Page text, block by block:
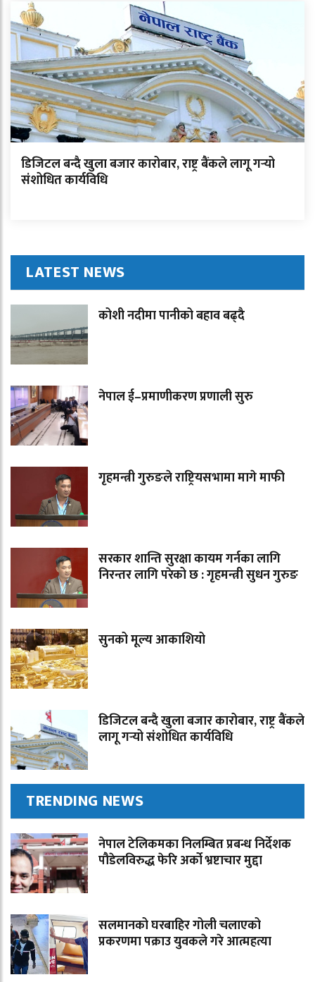
डिजिटल बन्दै खुला बजार कारोबार, राष्ट्र बैंकले लागू गर्‍यो
संशोधित कार्यविधि
LATEST NEWS
कोशी नदीमा पानीको बहाव बढ्दै
नेपाल ई–प्रमाणीकरण प्रणाली सुरु
गृहमन्त्री गुरुङले राष्ट्रियसभामा मागे माफी
सरकार शान्ति सुरक्षा कायम गर्नका लागि
निरन्तर लागि परेको छ : गृहमन्त्री सुधन गुरुङ
सुनको मूल्य आकाशियो
डिजिटल बन्दै खुला बजार कारोबार, राष्ट्र बैंकले
लागू गर्‍यो संशोधित कार्यविधि
TRENDING NEWS
नेपाल टेलिकमका निलम्बित प्रबन्ध निर्देशक
पौडेलविरुद्ध फेरि अर्को भ्रष्टाचार मुद्दा
सलमानको घरबाहिर गोली चलाएको
प्रकरणमा पक्राउ युवकले गरे आत्महत्या